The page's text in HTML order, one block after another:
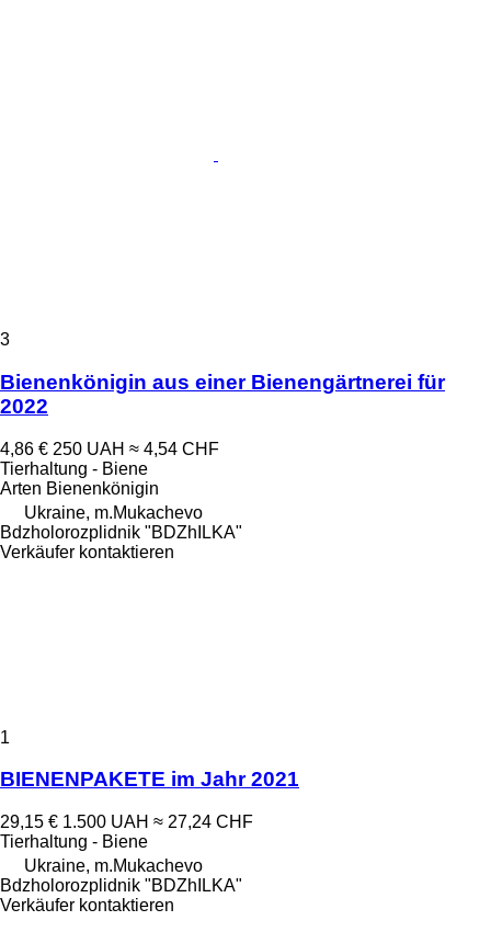
3
Bienenkönigin aus einer Bienengärtnerei für
2022
4,86 € 250 UAH ≈ 4,54 CHF
Tierhaltung - Biene
Arten Bienenkönigin
Ukraine, m.Mukachevo
Bdzholorozplidnik "BDZhILKA"
Verkäufer kontaktieren
1
BIENENPAKETE im Jahr 2021
29,15 € 1.500 UAH ≈ 27,24 CHF
Tierhaltung - Biene
Ukraine, m.Mukachevo
Bdzholorozplidnik "BDZhILKA"
Verkäufer kontaktieren